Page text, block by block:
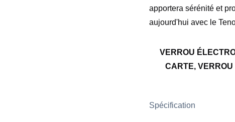
apportera sérénité et
aujourd'hui avec le
VERROU
CARTE,
Spécification